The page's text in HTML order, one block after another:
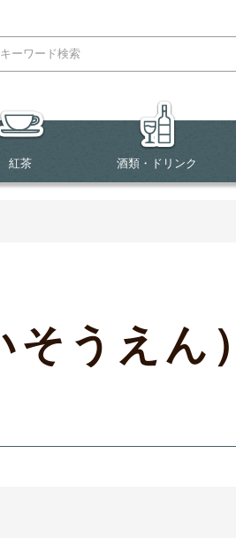
紅茶 酒類・ドリンク
うえん）